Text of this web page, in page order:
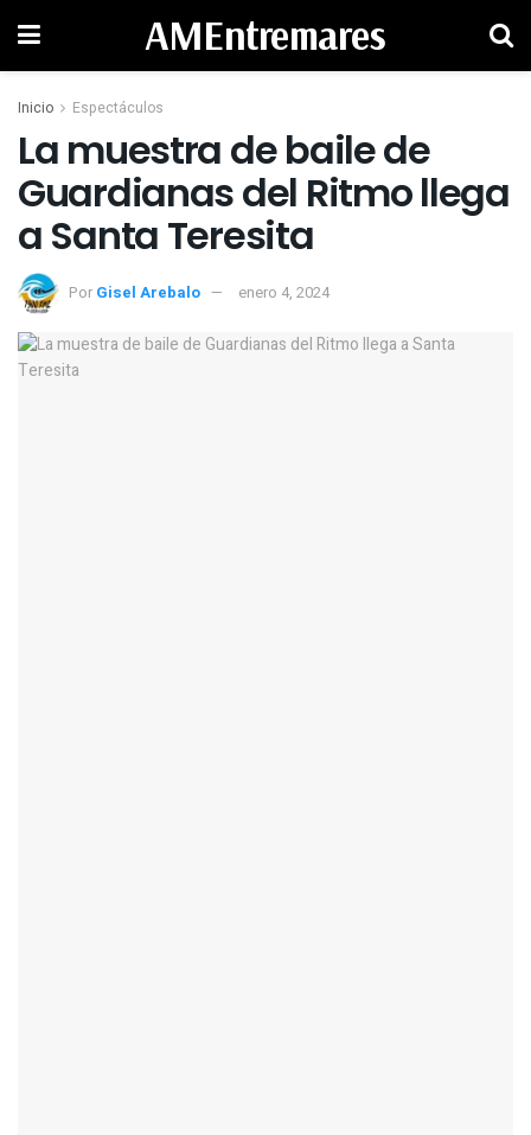
AMEntremares
Inicio Espectáculos
La muestra de baile de
Guardianas del Ritmo llega
a Santa Teresita
Por Gisel Arebalo enero 4, 2024